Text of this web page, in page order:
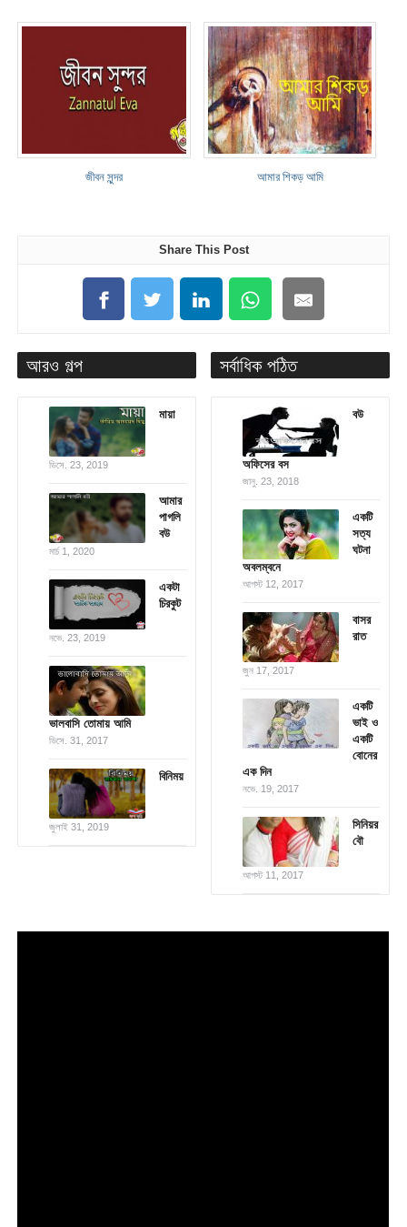
জীবন সুন্দর আমার শিকড় আমি
Share This Post
আরও গল্প
মায়া
ডিসে. 23, 2019
আমার
পাগলি
বউ
মার্চ 1, 2020
একটা
চিরকুট
নভে. 23, 2019
ভালবাসি তোমায় আমি
ডিসে. 31, 2017
বিনিময়
জুলাই 31, 2019
সর্বাধিক পঠিত
বউ
অফিসের বস
জানু. 23, 2018
একটি
সত্য
ঘটনা
অবলম্বনে
আগস্ট 12, 2017
বাসর
রাত
জুন 17, 2017
একটি
ভাই ও
একটি
বোনের
এক দিন
নভে. 19, 2017
সিনিয়র
বৌ
আগস্ট 11, 2017